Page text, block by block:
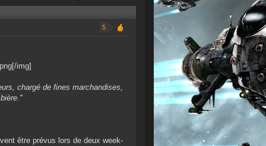
5
img]
chargé de fines marchandises,
être prévus lors de deux week-